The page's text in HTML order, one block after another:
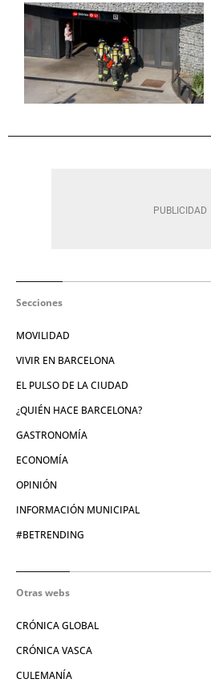
Secciones
MOVILIDAD
VIVIR EN BARCELONA
EL PULSO DE LA CIUDAD
¿QUIÉN HACE BARCELONA?
GASTRONOMÍA
ECONOMÍA
OPINIÓN
INFORMACIÓN MUNICIPAL
#BETRENDING
Otras webs
CRÓNICA GLOBAL
CRÓNICA VASCA
CULEMANÍA